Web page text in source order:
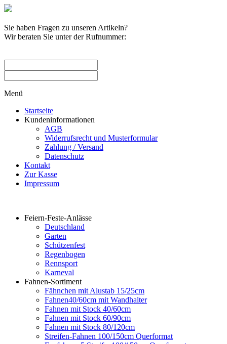
Sie haben Fragen zu unseren Artikeln?
Wir beraten Sie unter der Rufnummer:
Menü
Startseite
Kundeninformationen
AGB
Widerrufsrecht und Musterformular
Zahlung / Versand
Datenschutz
Kontakt
Zur Kasse
Impressum
Feiern-Feste-Anlässe
Deutschland
Garten
Schützenfest
Regenbogen
Rennsport
Karneval
Fahnen-Sortiment
Fähnchen mit Alustab 15/25cm
Fahnen40/60cm mit Wandhalter
Fahnen mit Stock 40/60cm
Fahnen mit Stock 60/90cm
Fahnen mit Stock 80/120cm
Streifen-Fahnen 100/150cm Querformat